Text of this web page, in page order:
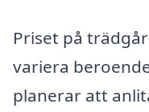
Priset på
variera
planerar att